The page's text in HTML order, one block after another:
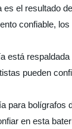
el resultado
confiable,
está
pueden
para
en esta